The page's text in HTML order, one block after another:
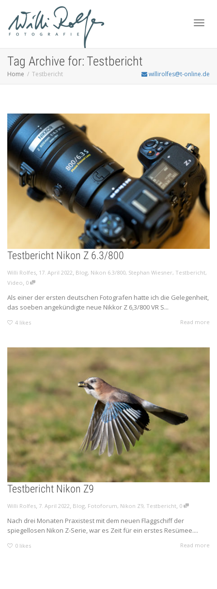
Tag Archive for: Testbericht
Home Testbericht willirolfes@t-online.de
Testbericht Nikon Z 6.3/800
Willi Rolfes, 17. April 2022, Blog, Nikon 6.3/800, Stephan Wiesner, Testbericht,
Video, 0
Als einer der ersten deutschen Fotografen hatte ich die Gelegenheit,
das soeben angekündigte neue Nikkor Z 6,3/800 VR S...
4 likes Read more
Testbericht Nikon Z9
Willi Rolfes, 7. April 2022, Blog, Fotoforum, Nikon Z9, Testbericht, 0
Nach drei Monaten Praxistest mit dem neuen Flaggschiff der
spiegellosen Nikon Z-Serie, war es Zeit für ein erstes Resümee....
0 likes Read more